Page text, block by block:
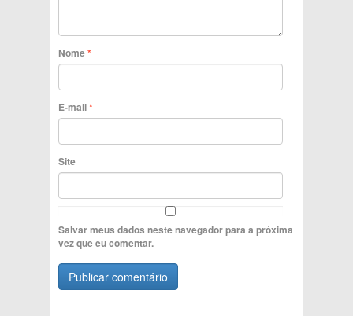
Nome*
E-mail*
Site
Salvar meus dados neste navegador para a próxima
vez que eu comentar.